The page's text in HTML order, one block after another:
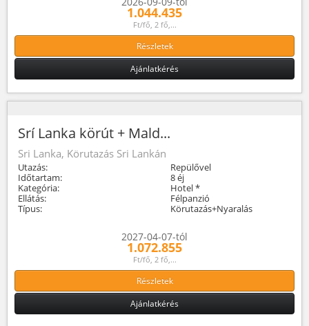
1.044.435
Ft/fő, 2 fő,...
Részletek
Ajánlatkérés
Srí Lanka körút + Mald...
Sri Lanka, Körutazás Sri Lankán
Utazás:
Repülővel
Időtartam:
8 éj
Kategória:
Hotel *
Ellátás:
Félpanzió
Típus:
Körutazás+Nyaralás
2027-04-07-tól
1.072.855
Ft/fő, 2 fő,...
Részletek
Ajánlatkérés